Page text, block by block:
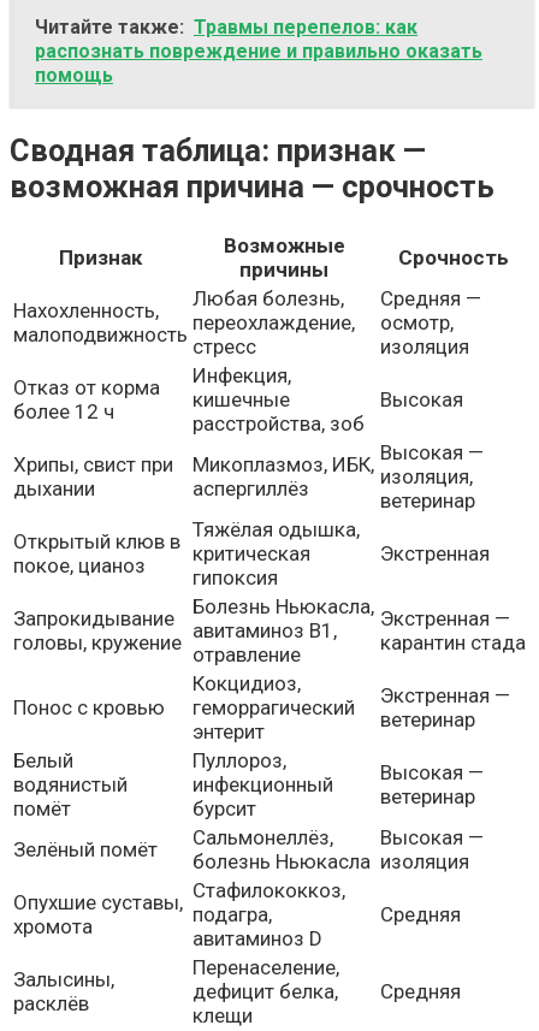
Читайте также: Травмы перепелов: как
распознать повреждение и правильно оказать
помощь
Сводная таблица: признак —
возможная причина — срочность
Признак
Возможные
причины
Срочность
Нахохленность,
малоподвижность
Любая болезнь,
переохлаждение,
стресс
Средняя —
осмотр,
изоляция
Отказ от корма
более 12 ч
Инфекция,
кишечные
расстройства, зоб
Высокая
Хрипы, свист при
дыхании
Микоплазмоз, ИБК,
аспергиллёз
Высокая —
изоляция,
ветеринар
Открытый клюв в
покое, цианоз
Тяжёлая одышка,
критическая
гипоксия
Экстренная
Запрокидывание
головы, кружение
Болезнь Ньюкасла,
авитаминоз B1,
отравление
Экстренная —
карантин стада
Понос с кровью
Кокцидиоз,
геморрагический
энтерит
Экстренная —
ветеринар
Белый
водянистый
помёт
Пуллороз,
инфекционный
бурсит
Высокая —
ветеринар
Зелёный помёт
Сальмонеллёз,
болезнь Ньюкасла
Высокая —
изоляция
Опухшие суставы,
хромота
Стафилококкоз,
подагра,
авитаминоз D
Средняя
Залысины,
расклёв
Перенаселение,
дефицит белка,
клещи
Средняя